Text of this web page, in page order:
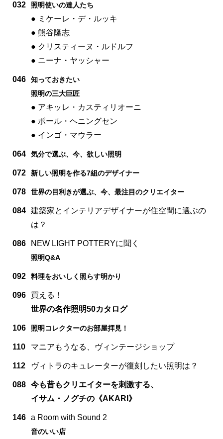
032 照明使いの達人たち
● ミケーレ・デ・ルッキ
● 熊谷隆志
● クリスティーヌ・ルドルフ
● ニーナ・ヤッシャー
046
知っておきたい
照明の三大巨匠
● アキッレ・カスティリオーニ
● ポール・ヘニングセン
● インゴ・マウラー
064 気分で選ぶ、今、欲しい照明
072 新しい照明を作る7組のデザイナー
078 世界の目利きが選ぶ、今、最注目のクリエイター
084 建築家とインテリアデザイナーが住空間に選ぶの
は？
086 NEW LIGHT POTTERYに聞く
照明Q&A
092 料理をおいしく照らす明かり
096
買える！
世界の名作照明50カタログ
106 照明コレクターのお部屋拝見！
110 マニアもうなる、ヴィンテージショップ
112 ヴィトラのキュレーターが復刻したい照明は？
088 今も昔もクリエイターを刺激する、
イサム・ノグチの《AKARI》
146 a Room with Sound 2
音のいい店